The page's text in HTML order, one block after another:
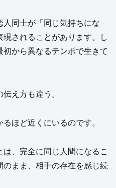
同士が「同じ気持ちにな
されることがあります。し
から異なるテンポで生きて
え方も違う。
ほど近くにいるのです。
、完全に同じ人間になるこ
のまま、相手の存在を感じ続